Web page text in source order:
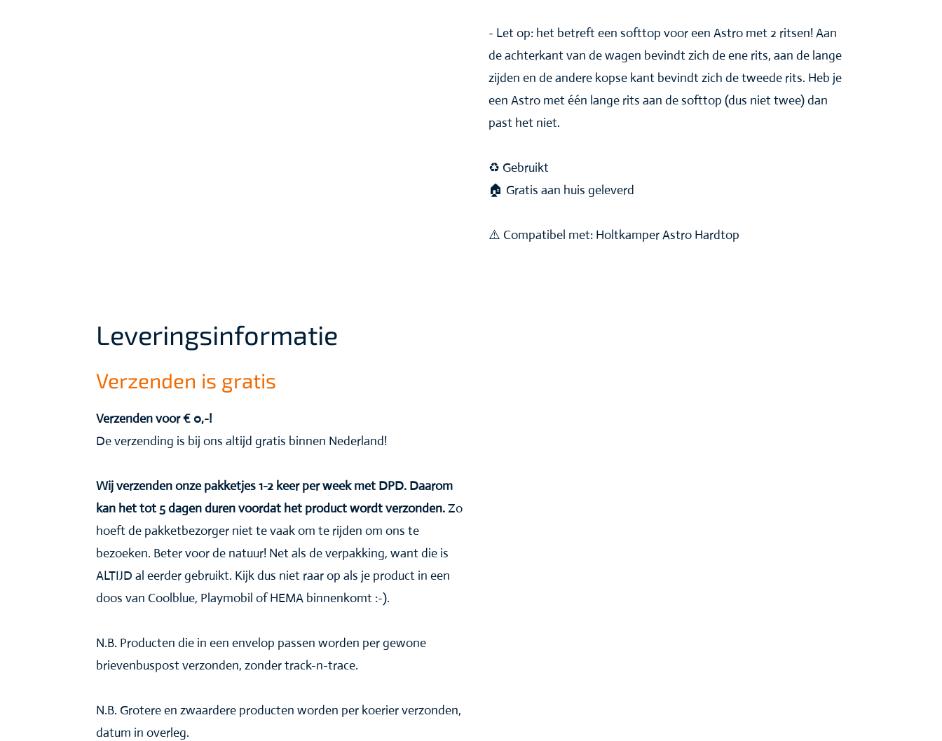
- Let op: het betreft een softtop voor een Astro met 2 ritsen! Aan
de achterkant van de wagen bevindt zich de ene rits, aan de lange
zijden en de andere kopse kant bevindt zich de tweede rits. Heb je
een Astro met één lange rits aan de softtop (dus niet twee) dan
past het niet.
♻️ Gebruikt
🏠 Gratis aan huis geleverd
⚠️ Compatibel met: Holtkamper Astro Hardtop
Leveringsinformatie
Verzenden is gratis
Verzenden voor € 0,-!
De verzending is bij ons altijd gratis binnen Nederland!
Wij verzenden onze pakketjes 1-2 keer per week met DPD. Daarom
kan het tot 5 dagen duren voordat het product wordt verzonden.Zo
hoeft de pakketbezorger niet te vaak om te rijden om ons te
bezoeken. Beter voor de natuur! Net als de verpakking, want die is
ALTIJD al eerder gebruikt. Kijk dus niet raar op als je product in een
doos van Coolblue, Playmobil of HEMA binnenkomt :-).
N.B. Producten die in een envelop passen worden per gewone
brievenbuspost verzonden, zonder track-n-trace.
N.B. Grotere en zwaardere producten worden per koerier verzonden,
datum in overleg.